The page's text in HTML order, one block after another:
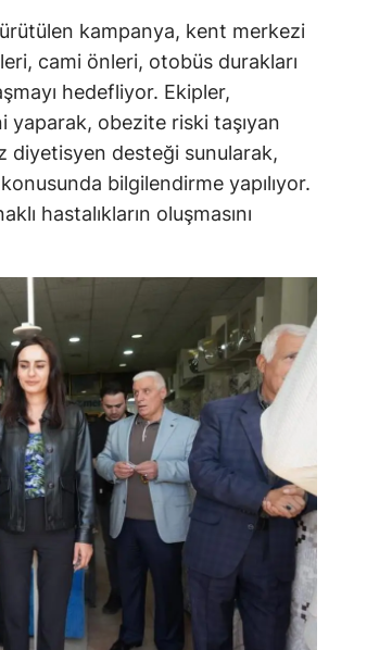
kampanya, kent merkezi
cami önleri, otobüs durakları
hedefliyor. Ekipler,
yaparak, obezite riski taşıyan
diyetisyen desteği sunularak,
konusunda bilgilendirme yapılıyor.
hastalıkların oluşmasını